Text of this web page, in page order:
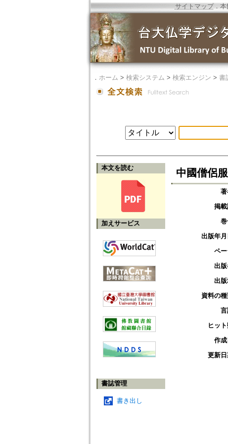
サイトマップ．本
． ホーム > 検索システム > 検索エンジン > 書
本文を読む
加えサービス
書誌管理
書き出し
中國僧侶
掲載
出版年月
ペー
出版
出版
資料の
ヒッ
作成
更新日